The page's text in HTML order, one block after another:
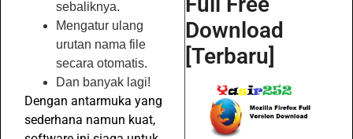
sebaliknya.
Mengatur ulang
urutan nama file
secara otomatis.
Dan banyak lagi!
Dengan antarmuka yang
sederhana namun kuat,
Download
[Terbaru]